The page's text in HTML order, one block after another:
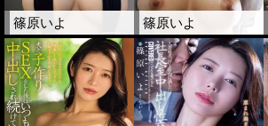
篠原いよ 篠原いよ